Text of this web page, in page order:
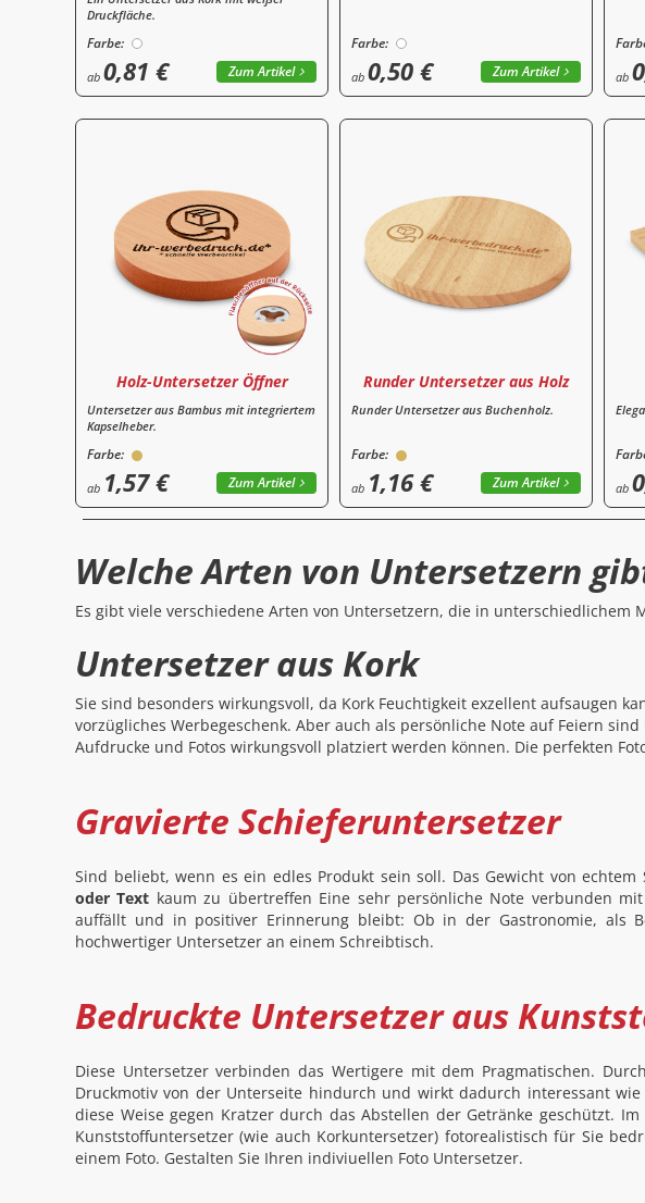
Druckfläche.
Farbe:
ab 0,81 € Zum Artikel
Farbe:
ab0,50 € Zum Artikel ab
Holz-Untersetzer Öffner
Untersetzer aus Bambus mit integriertem
Kapselheber.
Farbe:
ab 1,57 € Zum Artikel
Runder Untersetzer aus Holz
Runder Untersetzer aus Buchenholz.
Farbe:
ab 1,16 € Zum Artikel ab
Welche Arten von Untersetzern
Es gibt viele verschiedene Arten von Untersetzern, die in unterschiedlichem
Untersetzer aus Kork
Sie sind besonders wirkungsvoll, da Kork Feuchtigkeit exzellent aufsaugen
vorzügliches Werbegeschenk. Aber auch als persönliche Note auf Feiern
Aufdrucke und Fotos wirkungsvoll platziert werden können. Die perfekten
Gravierte Schieferuntersetzer
Sind beliebt, wenn es ein edles Produkt sein soll. Das Gewicht von
oder Text kaum zu übertreffen Eine sehr persönliche Note verbunden
auffällt und in positiver Erinnerung bleibt: Ob in der Gastronomie, als
hochwertiger Untersetzer an einem Schreibtisch.
Bedruckte Untersetzer aus
Diese Untersetzer verbinden das Wertigere mit dem Pragmatischen.
Druckmotiv von der Unterseite hindurch und wirkt dadurch interessant
diese Weise gegen Kratzer durch das Abstellen der Getränke geschützt.
Kunststoffuntersetzer (wie auch Korkuntersetzer) fotorealistisch für Sie
einem Foto. Gestalten Sie Ihren indiviuellen Foto Untersetzer.